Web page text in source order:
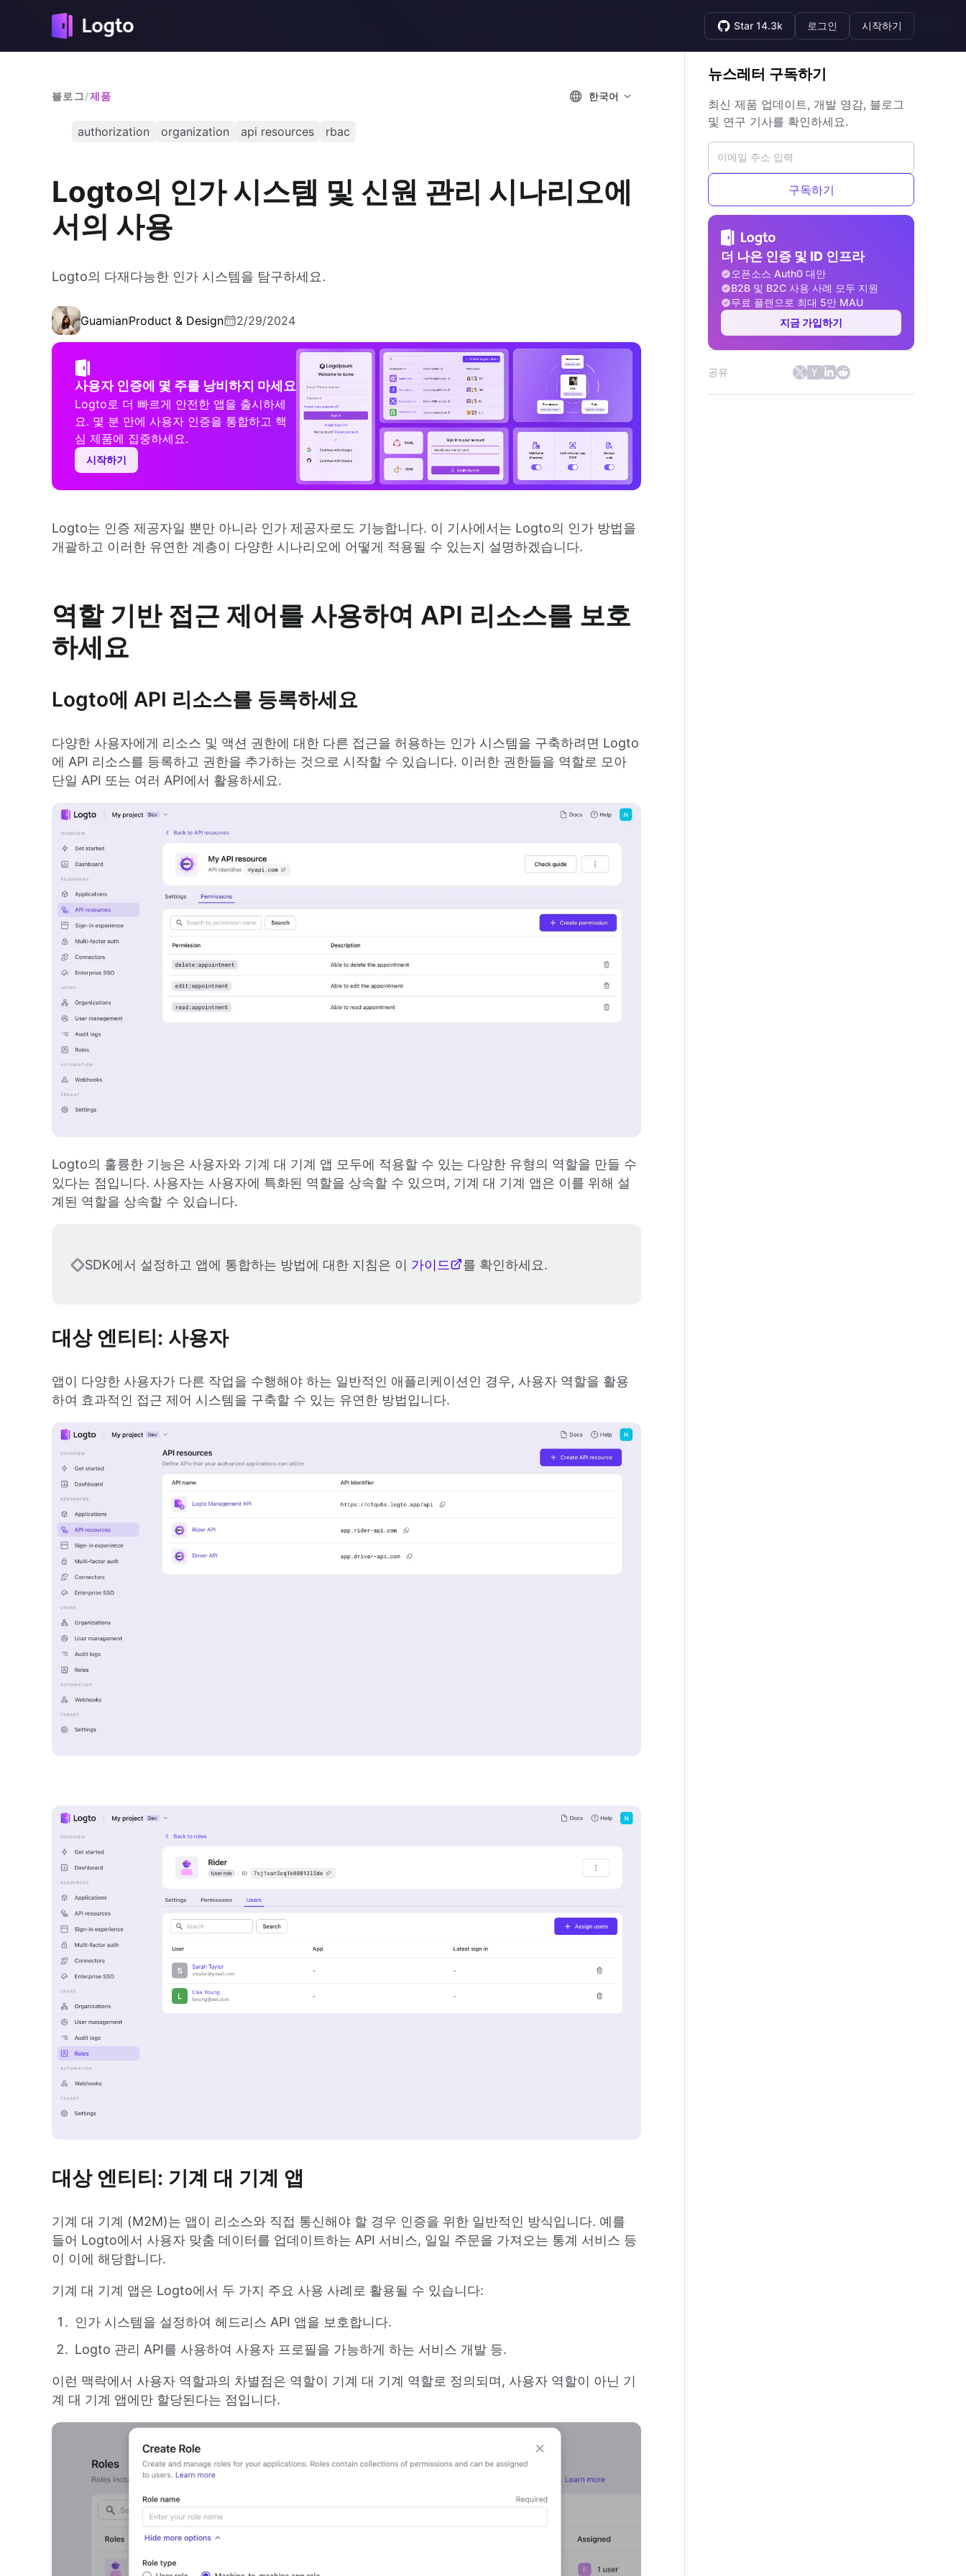
Star 14.3k 로그인 시작하기
블로그/제품 한국어
authorization organization api resources rbac
Logto의 인가 시스템 및 신원 관리 시나리오에
서의 사용
Logto의 다재다능한 인가 시스템을 탐구하세요.
GuamianProduct & Design 2/29/2024
사용자 인증에 몇 주를 낭비하지 마세요
Logto로 더 빠르게 안전한 앱을 출시하세
요. 몇 분 만에 사용자 인증을 통합하고 핵
심 제품에 집중하세요.
시작하기
Logto는 인증 제공자일 뿐만 아니라 인가 제공자로도 기능합니다. 이 기사에서는 Logto의 인가 방법을
개괄하고 이러한 유연한 계층이 다양한 시나리오에 어떻게 적용될 수 있는지 설명하겠습니다.
역할 기반 접근 제어를 사용하여 API 리소스를 보호
하세요
Logto에 API 리소스를 등록하세요
다양한 사용자에게 리소스 및 액션 권한에 대한 다른 접근을 허용하는 인가 시스템을 구축하려면 Logto
에 API 리소스를 등록하고 권한을 추가하는 것으로 시작할 수 있습니다. 이러한 권한들을 역할로 모아
단일 API 또는 여러 API에서 활용하세요.
Logto의 훌륭한 기능은 사용자와 기계 대 기계 앱 모두에 적용할 수 있는 다양한 유형의 역할을 만들 수
있다는 점입니다. 사용자는 사용자에 특화된 역할을 상속할 수 있으며, 기계 대 기계 앱은 이를 위해 설
계된 역할을 상속할 수 있습니다.
SDK에서 설정하고 앱에 통합하는 방법에 대한 지침은 이 가이드 를 확인하세요.
대상 엔티티: 사용자
앱이 다양한 사용자가 다른 작업을 수행해야 하는 일반적인 애플리케이션인 경우, 사용자 역할을 활용
하여 효과적인 접근 제어 시스템을 구축할 수 있는 유연한 방법입니다.
대상 엔티티: 기계 대 기계 앱
기계 대 기계 (M2M)는 앱이 리소스와 직접 통신해야 할 경우 인증을 위한 일반적인 방식입니다. 예를
들어 Logto에서 사용자 맞춤 데이터를 업데이트하는 API 서비스, 일일 주문을 가져오는 통계 서비스 등
이 이에 해당합니다.
기계 대 기계 앱은 Logto에서 두 가지 주요 사용 사례로 활용될 수 있습니다:
인가 시스템을 설정하여 헤드리스 API 앱을 보호합니다.
Logto 관리 API를 사용하여 사용자 프로필을 가능하게 하는 서비스 개발 등.
이런 맥락에서 사용자 역할과의 차별점은 역할이 기계 대 기계 역할로 정의되며, 사용자 역할이 아닌 기
계 대 기계 앱에만 할당된다는 점입니다.
뉴스레터 구독하기
최신 제품 업데이트, 개발 영감, 블로그
및 연구 기사를 확인하세요.
구독하기
더 나은 인증 및 ID 인프라
오픈소스 Auth0 대안
B2B 및 B2C 사용 사례 모두 지원
무료 플랜으로 최대 5만 MAU
지금 가입하기
공유